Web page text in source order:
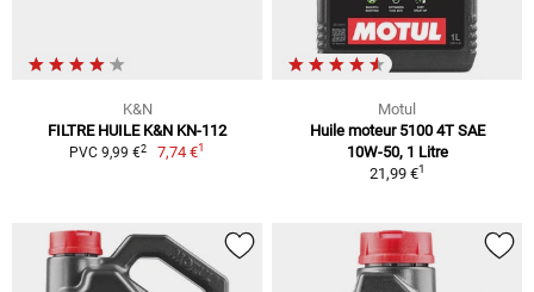
K&N
FILTRE HUILE K&N KN-112
PVC 9,99 €2 7,74 €1
Motul
Huile moteur 5100 4T SAE
10W-50, 1 Litre
21,99 €1